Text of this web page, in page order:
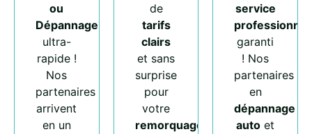
ou
Dépannage
ultra-
rapide !
Nos
partenaires
arrivent
en un
de
tarifs
clairs
et sans
surprise
pour
votre
remorquage
service
professionnel
garanti
! Nos
partenaires
en
dépannage
auto et